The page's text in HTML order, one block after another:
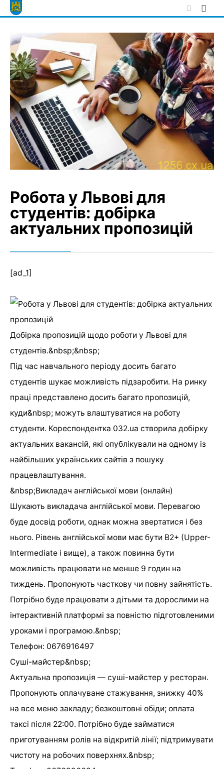
Skip
to
Робота у Львові для
студентів: добірка
актуальних пропозицій
[ad_1]
Добірка пропозицій щодо роботи у Львові для
студентів.&nbsp;&nbsp;
Під час навчального періоду досить багато
студентів шукає можливість підзаробити. На ринку
праці представлено досить багато пропозицій,
куди&nbsp; можуть влаштуватися на роботу
студенти. Кореспондентка 032.ua створила добірку
актуальних вакансій, які опублікували на одному із
найбільших українських сайтів з пошуку
працевлаштування.
&nbsp;Викладач англійської мови (онлайн)
Шукають викладача англійської мови. Перевагою
буде досвід роботи, однак можна звертатися і без
нього. Рівень англійської мови має бути В2+ (Upper-
Intermediate і вище), а також повинна бути
можливість працювати не менше 9 годин на
тиждень. Пропонують часткову чи повну зайнятість.
Потрібно буде працювати з дітьми та дорослими на
інтерактивній платформі за повністю підготовленими
уроками і програмою.&nbsp;
Телефон: 0676916497
Суші-майстер&nbsp;
Актуальна пропозиція — суші-майстер у ресторан.
Пропонують оплачуване стажування, знижку 40%
на все меню закладу; безкоштовні обіди; оплата
таксі після 22:00. Потрібно буде займатися
приготуванням ролів на відкритій лінії; підтримувати
чистоту на робочих поверхнях.&nbsp;